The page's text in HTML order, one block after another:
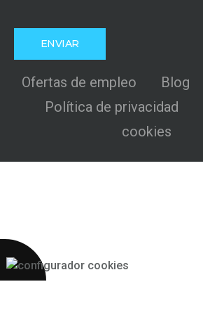
Ofertas de empleo Blog
Política de privacidad
cookies